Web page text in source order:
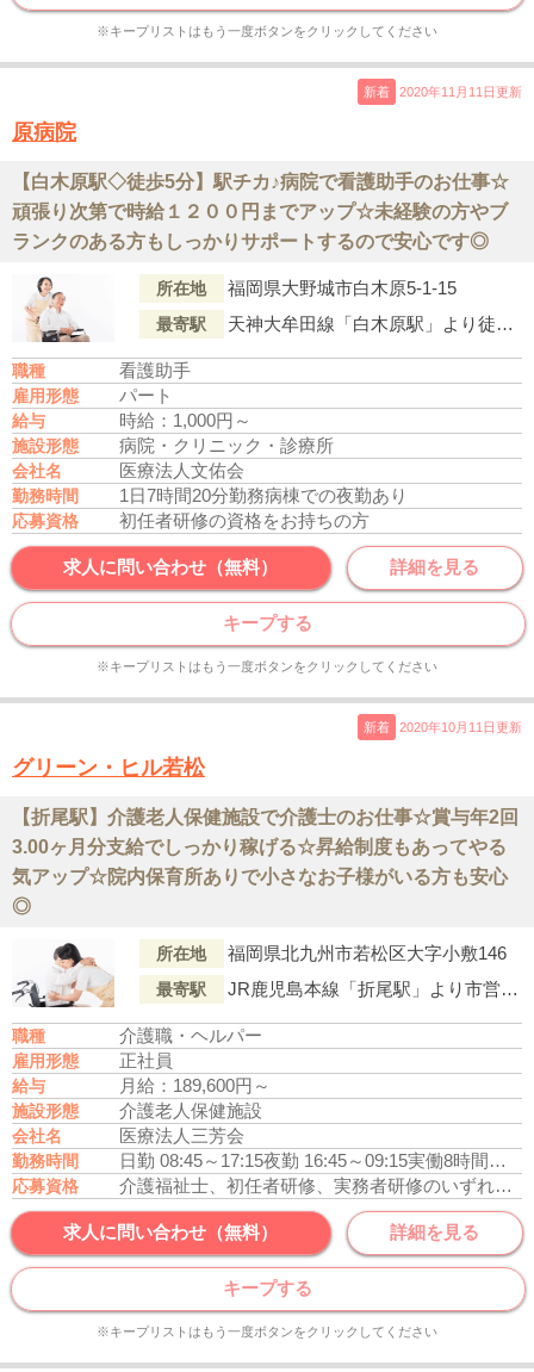
※キープリストはもう一度ボタンをクリックしてください
新着 2020年11月11日更新
原病院
【白木原駅◇徒歩5分】駅チカ♪病院で看護助手のお仕事☆
頑張り次第で時給１２００円までアップ☆未経験の方やブ
ランクのある方もしっかりサポートするので安心です◎
所在地 福岡県大野城市白木原5-1-15
最寄駅 天神大牟田線「白木原駅」より徒歩5分
職種 看護助手
雇用形態 パート
給与 時給：1,000円～
施設形態 病院・クリニック・診療所
会社名 医療法人文佑会
勤務時間 1日7時間20分勤務病棟での夜勤あり
応募資格 初任者研修の資格をお持ちの方
求人に問い合わせ（無料） 詳細を見る
キープする
※キープリストはもう一度ボタンをクリックしてください
新着 2020年10月11日更新
グリーン・ヒル若松
【折尾駅】介護老人保健施設で介護士のお仕事☆賞与年2回
3.00ヶ月分支給でしっかり稼げる☆昇給制度もあってやる
気アップ☆院内保育所ありで小さなお子様がいる方も安心
◎
所在地 福岡県北九州市若松区大字小敷146
最寄駅 JR鹿児島本線「折尾駅」より市営バス乗車、「大鳥居（バス停）」下車徒歩5分
職種 介護職・ヘルパー
雇用形態 正社員
給与 月給：189,600円～
施設形態 介護老人保健施設
会社名 医療法人三芳会
勤務時間 日勤 08:45～17:15夜勤 16:45～09:15実働8時間勤務
応募資格 介護福祉士、初任者研修、実務者研修のいずれかの資格をお持ちの方
求人に問い合わせ（無料） 詳細を見る
キープする
※キープリストはもう一度ボタンをクリックしてください